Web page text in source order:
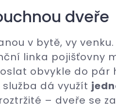
dveře
v bytě, vy
linka pojišťovny
obvykle do pár
dá využít
– dveře se